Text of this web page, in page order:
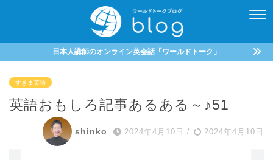
日本人講師のオンライン英会話「ワールドトーク」
すきま英語
英語おもしろ記事あるある～♪51
shinko 2024年4月10日 / 2024年4月10日